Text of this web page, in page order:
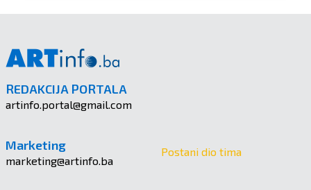
REDAKCIJA PORTALA
artinfo.portal@gmail.com
Marketing
marketing@artinfo.ba
Postani dio tima